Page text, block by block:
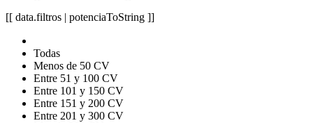
[[ data.filtros | potenciaToString ]]
Todas
Menos de 50 CV
Entre 51 y 100 CV
Entre 101 y 150 CV
Entre 151 y 200 CV
Entre 201 y 300 CV